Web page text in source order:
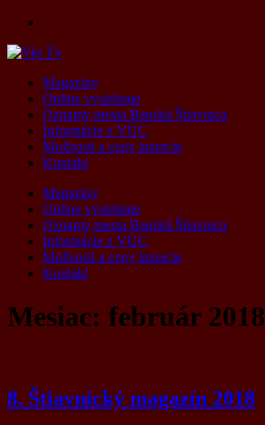
Skip
content
Magazíny
Online vysielanie
Oznamy mesta Banská Štiavnica
Informácie z VÚC
Možnosti a ceny inzercie
Kontakt
Magazíny
Online vysielanie
Oznamy mesta Banská Štiavnica
Informácie z VÚC
Možnosti a ceny inzercie
Kontakt
Mesiac: február 2018
8. Štiavnický magazín 2018